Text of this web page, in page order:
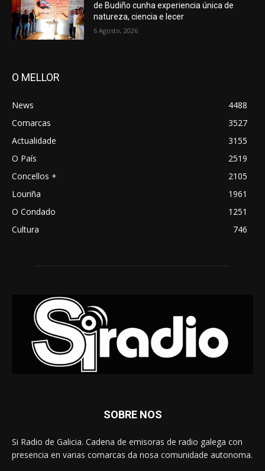
de Budiño cunha experiencia única de
natureza, ciencia e lecer
6 Agosto, 2026
O MELLOR
News
4488
Comarcas
3527
Actualidade
3155
O País
2519
Concellos +
2105
Louriña
1961
O Condado
1251
Cultura
746
SOBRE NOS
Si Radio de Galicia. Cadena de emisoras de radio galega con
presencia en varias comarcas da nosa comunidade autonoma.